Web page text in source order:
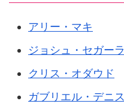
アリー・マキ
ジョシュ・セガーラ
クリス・オダウド
ガブリエル・デニス